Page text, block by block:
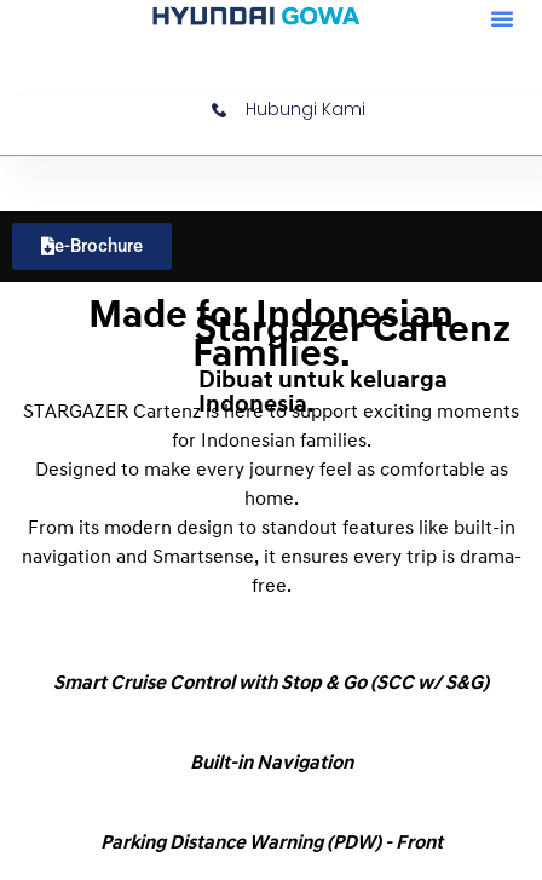
Hubungi Kami
Stargazer Cartenz
Dibuat untuk keluarga
Indonesia.
e-Brochure
Made for Indonesian
Families.
STARGAZER Cartenz is here to support exciting moments
for Indonesian families.
Designed to make every journey feel as comfortable as
home.
From its modern design to standout features like built-in
navigation and Smartsense, it ensures every trip is drama-
free.
Smart Cruise Control with Stop & Go (SCC w/ S&G)
Built-in Navigation
Parking Distance Warning (PDW) - Front